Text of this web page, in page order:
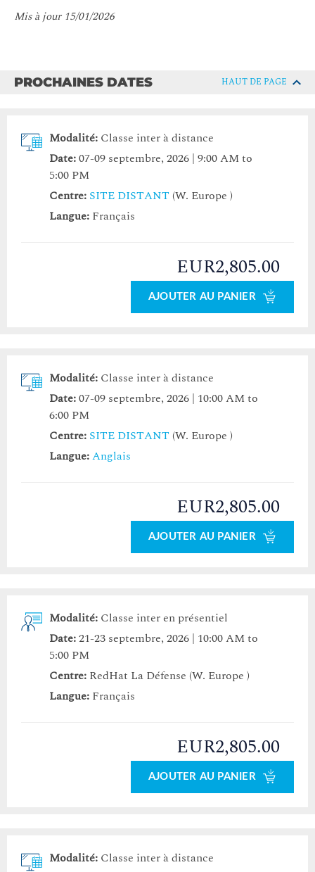
Mis à jour 15/01/2026
PROCHAINES DATES HAUT DE PAGE
Modalité: Classe inter à distance
Date:07-09 septembre, 2026 | 9:00 AM to
5:00 PM
Centre: SITE DISTANT (W. Europe )
Langue: Français
EUR2,805.00
AJOUTER AU PANIER
Modalité: Classe inter à distance
Date:07-09 septembre, 2026 | 10:00 AM to
6:00 PM
Centre: SITE DISTANT (W. Europe )
Langue:Anglais
EUR2,805.00
AJOUTER AU PANIER
Modalité: Classe inter en présentiel
Date:21-23 septembre, 2026 | 10:00 AM to
5:00 PM
Centre: RedHat La Défense (W. Europe )
Langue: Français
EUR2,805.00
AJOUTER AU PANIER
Modalité: Classe inter à distance